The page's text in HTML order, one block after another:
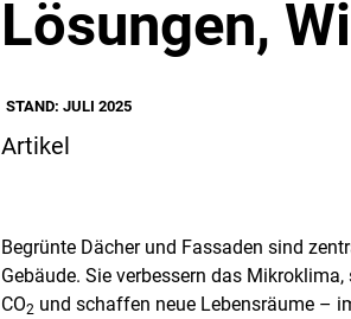
Lösungen,
STAND: JULI 2025
Artikel
Begrünte Dächer und Fassaden sind
Gebäude. Sie verbessern das
CO2 und schaffen neue Lebensräume –